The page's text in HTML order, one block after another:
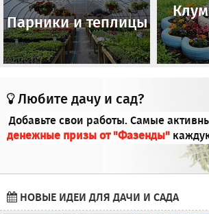
Парники и теплицы
Любите дачу и сад?
Добавьте свои работы. Самые
денежные призы от "Фазенды"
НОВЫЕ ИДЕИ ДЛЯ ДАЧИ И САДА